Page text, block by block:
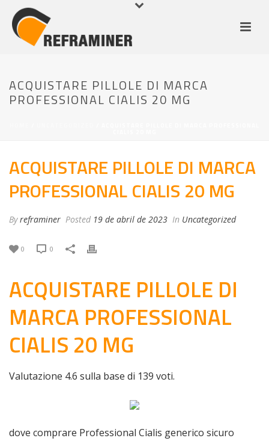
ACQUISTARE PILLOLE DI MARCA
PROFESSIONAL CIALIS 20 MG
ACQUISTARE PILLOLE DI MARCA
PROFESSIONAL CIALIS 20 MG
Byreframiner Posted 19 de abril de 2023 In Uncategorized
0 0
ACQUISTARE PILLOLE DI
MARCA PROFESSIONAL
CIALIS 20 MG
Valutazione 4.6 sulla base di 139 voti.
dove comprare Professional Cialis generico sicuro